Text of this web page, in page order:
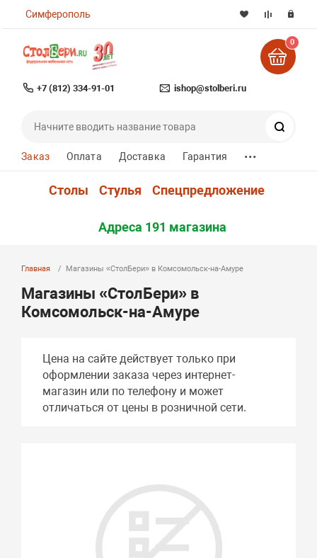
Симферополь
+7 (812) 334-91-01 ishop@stolberi.ru
0
Заказ Оплата Доставка Гарантия ...
Столы Стулья Спецпредложение
Адреса 191 магазина
Главная Магазины «СтолБери» в Комсомольск-на-Амуре
Магазины «СтолБери» в
Комсомольск-на-Амуре
Цена на сайте действует только при
оформлении заказа через интернет-
магазин или по телефону и может
отличаться от цены в розничной сети.